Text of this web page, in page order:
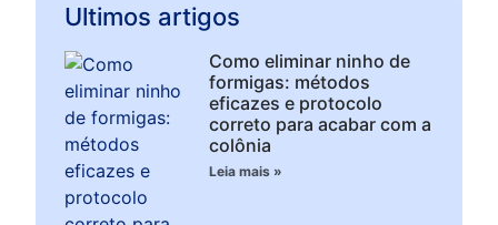
Ultimos artigos
Como eliminar ninho de
formigas: métodos
eficazes e protocolo
correto para acabar com a
colônia
Leia mais »